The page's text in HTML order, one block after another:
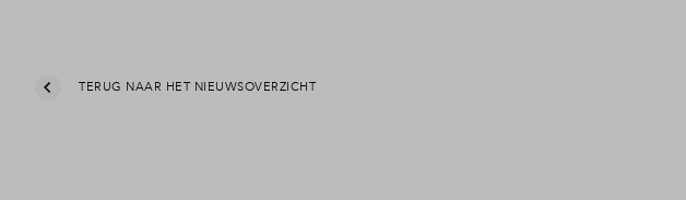
TERUG NAAR HET NIEUWSOVERZICHT